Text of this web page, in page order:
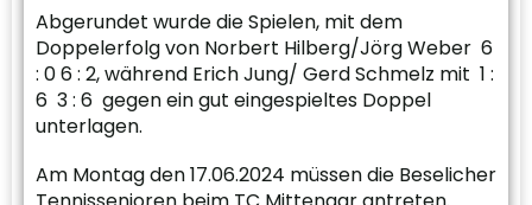
Abgerundet wurde die Spielen, mit dem
Doppelerfolg von Norbert Hilberg/Jörg Weber 6
: 0 6 : 2, während Erich Jung/ Gerd Schmelz mit 1 :
6 3 : 6 gegen ein gut eingespieltes Doppel
unterlagen.
Am Montag den 17.06.2024 müssen die Beselicher